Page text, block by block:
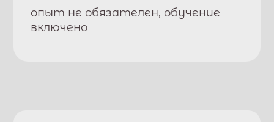
опыт не обязателен, обучение
включено